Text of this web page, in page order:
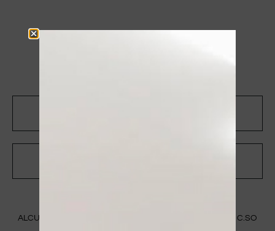
ALCUNE IMMAGINI DEL NOSTRO STORE A MANTOVA IN C.SO